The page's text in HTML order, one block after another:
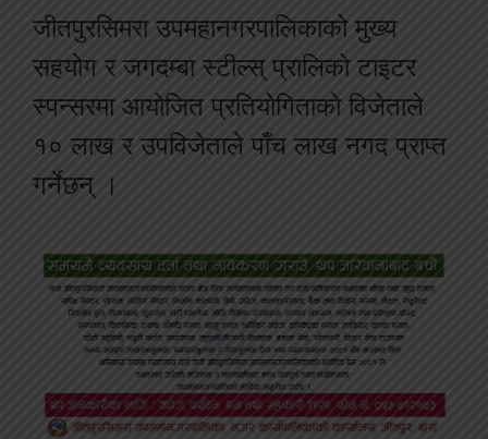
जीतपुरसिमरा उपमहानगरपालिकाको मुख्य
सहयोग र जगदम्बा स्टील्स् प्रालिको टाइटर
स्पन्सरमा आयोजित प्रतियोगिताको विजेताले
१० लाख र उपविजेताले पाँच लाख नगद प्राप्त
गर्नेछन् ।